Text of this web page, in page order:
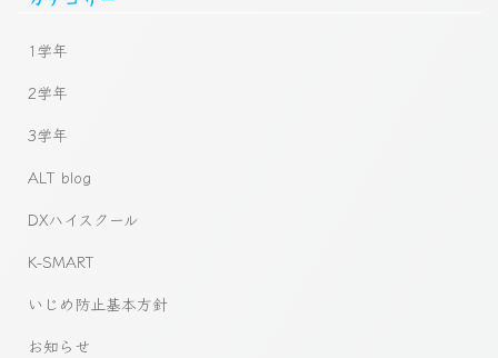
1学年
2学年
3学年
ALT blog
DXハイスクール
K-SMART
いじめ防止基本方針
お知らせ